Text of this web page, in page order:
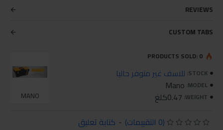
REVIEWS
CUSTOM TABS
STOCK: للاسف غير متوفر حاليا
MODEL:
Mano
WEIGHT: 0.47كلغ MANO
PRODUCTS SOLD: 0
(0 التقييمات) - كتابة تعليق